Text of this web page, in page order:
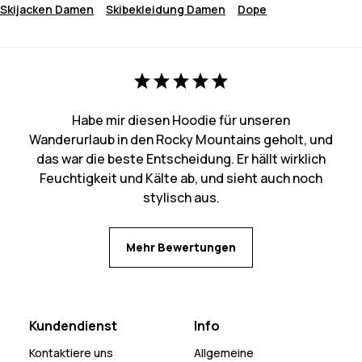
Skijacken Damen Skibekleidung Damen Dope
Habe mir diesen Hoodie für unseren
Wanderurlaub in den Rocky Mountains geholt, und
das war die beste Entscheidung. Er hällt wirklich
Feuchtigkeit und Kälte ab, und sieht auch noch
stylisch aus.
Mehr Bewertungen
Kundendienst
Kontaktiere uns
Info
Allgemeine